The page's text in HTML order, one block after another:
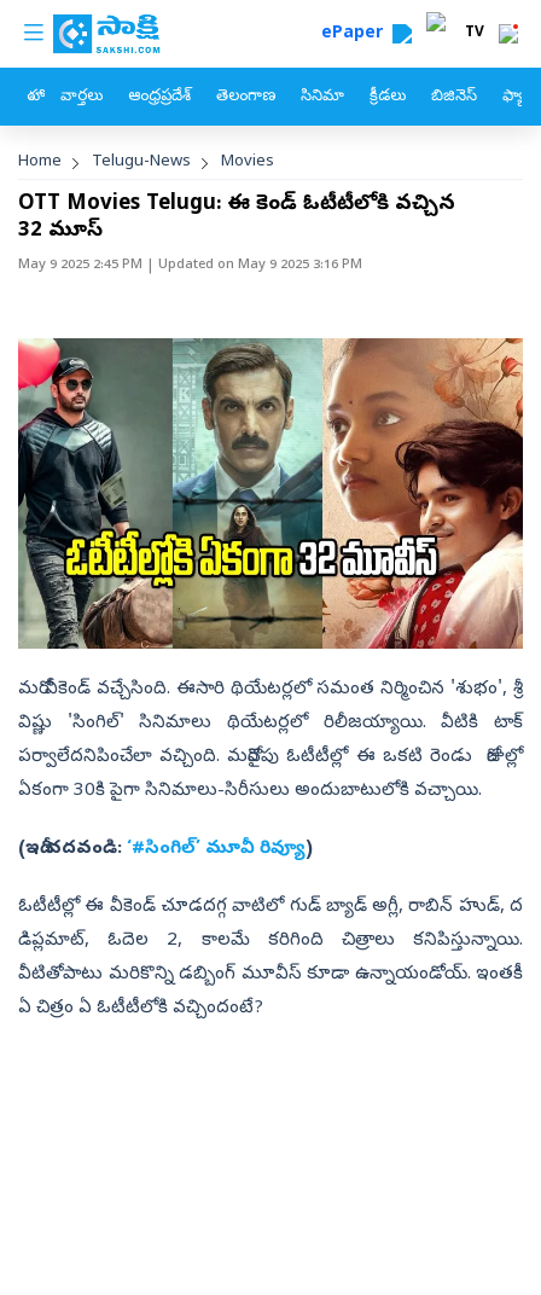
Skip to main content
custom menu ePaper TV
హోం వార్తలు ఆంధ్రప్రదేశ్ తెలంగాణ సినిమా క్రీడలు బిజినెస్
Breadcrumb
Home Telugu-News Movies
OTT Movies Telugu: ఈ వీకెండ్ ఓటీటీలోకి వచ్చిన
32 మూవీస్
May 9 2025 2:45 PM | Updated on May 9 2025 3:16 PM
మరో వీకెండ్ వచ్చేసింది. ఈసారి థియేటర్లలో సమంత నిర్మించిన 'శుభం', శ్రీ
విష్ణు 'సింగిల్' సినిమాలు థియేటర్లలో రిలీజయ్యాయి. వీటికి టాక్
పర్వాలేదనిపించేలా వచ్చింది. మరోవైపు ఓటీటీల్లో ఈ ఒకటి రెండు రోజుల్లో
ఏకంగా 30కి పైగా సినిమాలు-సిరీసులు అందుబాటులోకి వచ్చాయి.
(ఇదీ చదవండి: ‘#సింగిల్‌’ మూవీ రివ్యూ)
ఓటీటీల్లో ఈ వీకెండ్ చూడదగ్గ వాటిలో గుడ్ బ్యాడ్ అగ్లీ, రాబిన్ హుడ్, ద
డిప్లమాట్, ఓదెల 2, కాలమే కరిగింది చిత్రాలు కనిపిస్తున్నాయి.
వీటితోపాటు మరికొన్ని డబ్బింగ్ మూవీస్ కూడా ఉన్నాయండోయ్. ఇంతకీ
ఏ చిత్రం ఏ ఓటీటీలోకి వచ్చిందంటే?